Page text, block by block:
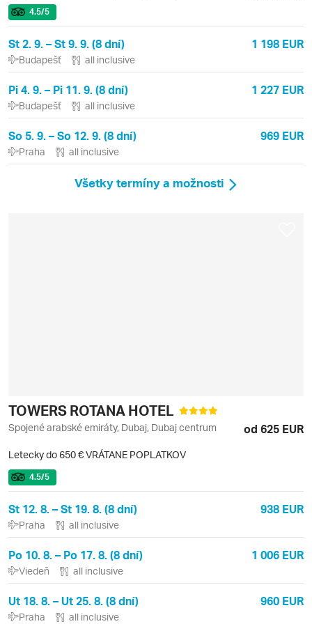
4.5/5
St 2. 9. – St 9. 9. (8 dní) 1 198 EUR
Budapešť all inclusive
Pi 4. 9. – Pi 11. 9. (8 dní) 1 227 EUR
Budapešť all inclusive
So 5. 9. – So 12. 9. (8 dní) 969 EUR
Praha all inclusive
Všetky termíny a možnosti
TOWERS ROTANA HOTEL
Spojené arabské emiráty, Dubaj, Dubaj centrum od 625 EUR
Letecky do 650 € VRÁTANE POPLATKOV
4.5/5
St 12. 8. – St 19. 8. (8 dní) 938 EUR
Praha all inclusive
Po 10. 8. – Po 17. 8. (8 dní) 1 006 EUR
Viedeň all inclusive
Ut 18. 8. – Ut 25. 8. (8 dní) 960 EUR
Praha all inclusive